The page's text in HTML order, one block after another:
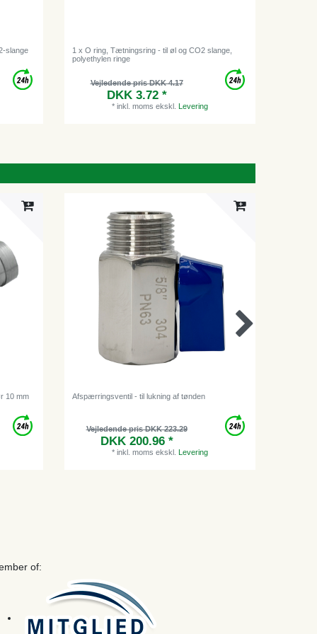
slange
1 x O ring, Tætningsring - til øl og CO2 slange,
polyethylen ringe
Vejledende pris DKK 4.17
DKK 3.72 *
* inkl. moms ekskl. Levering
10 mm Afspærringsventil - til lukning af tønden
Vejledende pris DKK 223.29
DKK 200.96 *
* inkl. moms ekskl. Levering
of: